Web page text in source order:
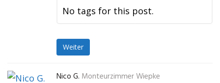
No tags for this post.
Weiter
Nico G. Monteurzimmer Wiepke